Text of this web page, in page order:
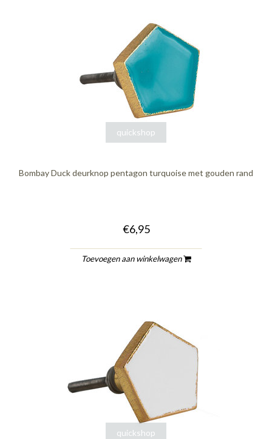
quickshop
Bombay Duck deurknop pentagon turquoise met gouden rand
€6,95
Toevoegen aan winkelwagen
quickshop